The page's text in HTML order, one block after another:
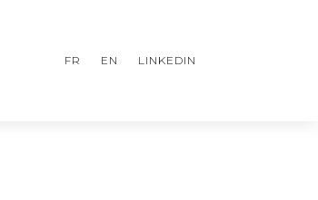
FR EN LINKEDIN